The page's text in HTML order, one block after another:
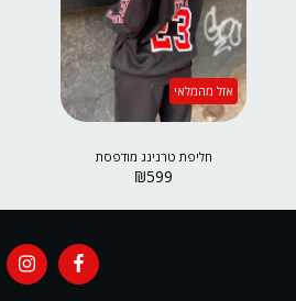
אזל מהמלאי
חליפת טרנינג מודפסת
₪599